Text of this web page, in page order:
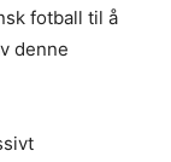
fotball til å
denne